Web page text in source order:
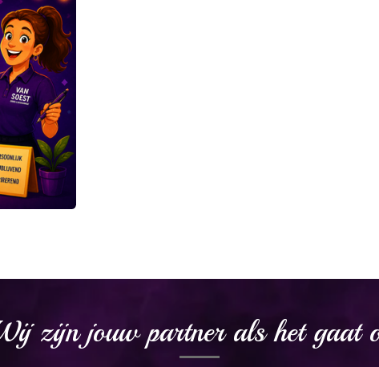
zijn jouw partner als het gaat